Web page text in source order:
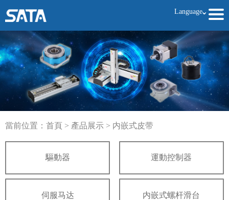
Languageˇ
當前位置： 首頁 > 產品展示 > 内嵌式皮带
驅動器 運動控制器
伺服马达 内嵌式螺杆滑台